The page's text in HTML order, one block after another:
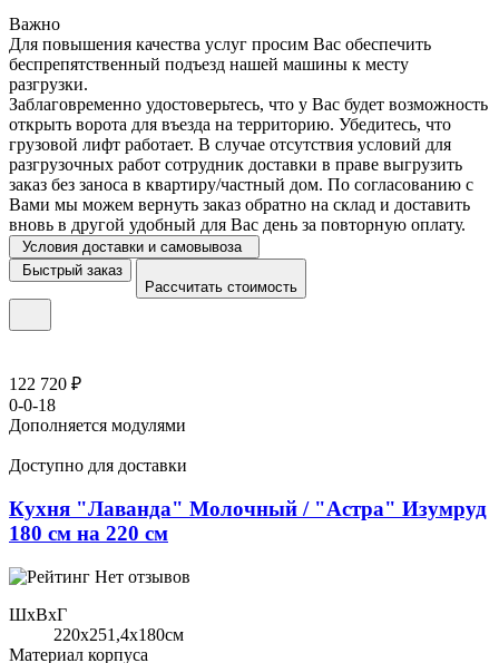
Важно
Для повышения качества услуг просим Вас обеспечить
беспрепятственный подъезд нашей машины к месту
разгрузки.
Заблаговременно удостоверьтесь, что у Вас будет возможность
открыть ворота для въезда на территорию. Убедитесь, что
грузовой лифт работает. В случае отсутствия условий для
разгрузочных работ сотрудник доставки в праве выгрузить
заказ без заноса в квартиру/частный дом. По согласованию с
Вами мы можем вернуть заказ обратно на склад и доставить
вновь в другой удобный для Вас день за повторную оплату.
Условия доставки и самовывоза
Быстрый заказ
Рассчитать стоимость
122 720 ₽
0-0-18
Дополняется модулями
Доступно для доставки
Кухня "Лаванда" Молочный / "Астра" Изумруд
180 см на 220 см
Нет отзывов
ШхВхГ
220x251,4х180см
Материал корпуса